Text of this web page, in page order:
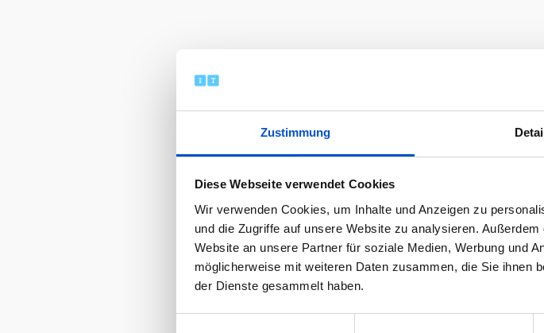
Zustimmung
Diese Webseite verwendet Cookies
Wir verwenden Cookies, um Inhalte und Anzeigen zu
und die Zugriffe auf unsere Website zu analysieren.
Website an unsere Partner für soziale Medien, Werbung und
möglicherweise mit weiteren Daten zusammen, die Sie ihnen
der Dienste gesammelt haben.